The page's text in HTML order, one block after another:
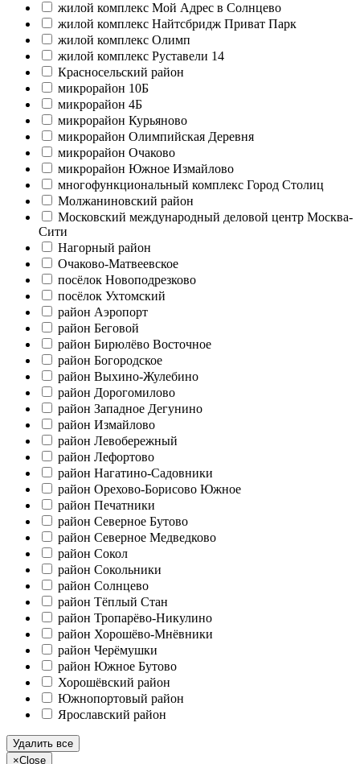
жилой комплекс Мой Адрес в Солнцево
жилой комплекс Найтсбридж Приват Парк
жилой комплекс Олимп
жилой комплекс Руставели 14
Красносельский район
микрорайон 10Б
микрорайон 4Б
микрорайон Курьяново
микрорайон Олимпийская Деревня
микрорайон Очаково
микрорайон Южное Измайлово
многофункциональный комплекс Город Столиц
Молжаниновский район
Московский международный деловой центр Москва-
Сити
Нагорный район
Очаково-Матвеевское
посёлок Новоподрезково
посёлок Ухтомский
район Аэропорт
район Беговой
район Бирюлёво Восточное
район Богородское
район Выхино-Жулебино
район Дорогомилово
район Западное Дегунино
район Измайлово
район Левобережный
район Лефортово
район Нагатино-Садовники
район Орехово-Борисово Южное
район Печатники
район Северное Бутово
район Северное Медведково
район Сокол
район Сокольники
район Солнцево
район Тёплый Стан
район Тропарёво-Никулино
район Хорошёво-Мнёвники
район Черёмушки
район Южное Бутово
Хорошёвский район
Южнопортовый район
Ярославский район
Удалить все
×Close